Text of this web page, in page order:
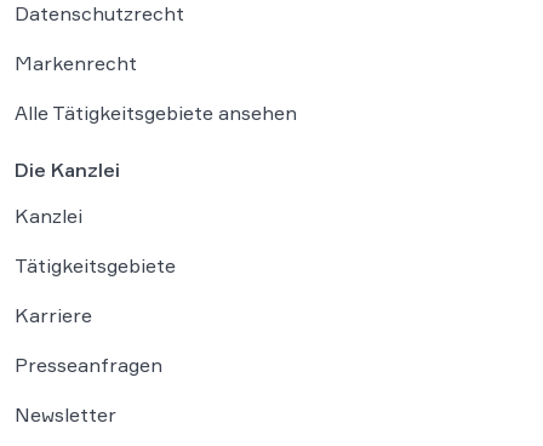
Datenschutzrecht
Markenrecht
Alle Tätigkeitsgebiete ansehen
Die Kanzlei
Kanzlei
Tätigkeitsgebiete
Karriere
Presseanfragen
Newsletter